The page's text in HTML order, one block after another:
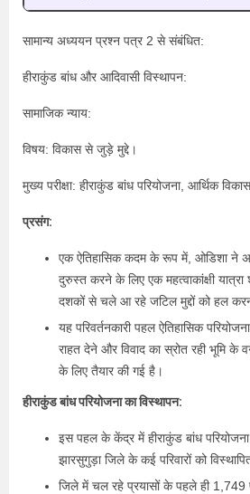
सामान्य अध्ययन प्रश्न पत्र 2 से संबंधित:
हीराकुंड बांध और आदिवासी विस्थापन:
सामाजिक न्याय:
विषय: विकास से जुड़े मुद्दे।
मुख्य परीक्षा: हीराकुंड बांध परियोजना, आर्थिक
प्रसंग:
एक ऐतिहासिक कदम के रूप में, ओडिशा ने
दुरुस्त करने के लिए एक महत्वाकांक्षी
दशकों से चले आ रहे जटिल मुद्दों को हल
यह परिवर्तनकारी पहल ऐतिहासिक
राहत देने और विवाद का स्रोत रही भूमि के
के लिए तैयार की गई है।
हीराकुंड बांध परियोजना का विस्थापन:
इस पहल के केंद्र में हीराकुंड बांध
झारसुगुड़ा जिले के कई परिवारों को
जिले में चल रहे प्रयासों के पहले ही 1,749